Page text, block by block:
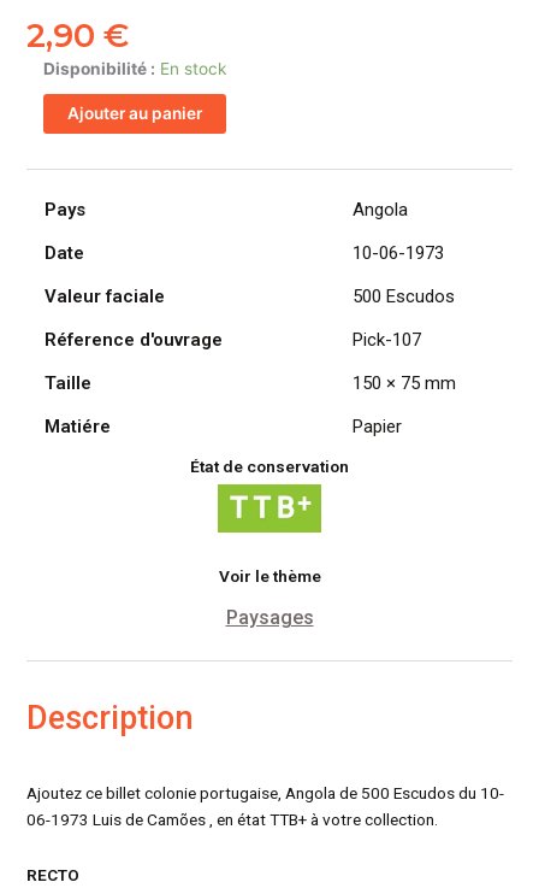
2,90€
Disponibilité : En stock
quantité
de
ANGOLA
colonie
portugaise
500
10-
06-
Luis
Camões
Ajouter au panier
Pays
Angola
Date
10-06-1973
Valeur faciale
500 Escudos
Réference d'ouvrage
Pick-107
Taille
150 × 75 mm
Matiére
Papier
État de conservation
Voir le thème
Paysages
Description
Ajoutez ce billet colonie portugaise, Angola de 500 Escudos du 10-
06-1973 Luis de Camões , en état TTB+ à votre collection.
RECTO